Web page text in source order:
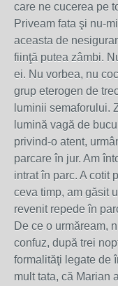
care ne cucerea pe
Priveam fata şi nu-
aceasta de
fiinţă putea zâmbi.
ei. Nu vorbea, nu
grup eterogen de
luminii semaforului.
lumină vagă de
privind-o atent,
parcare în jur. Am
intrat în parc. A cotit
ceva timp, am găsit
revenit repede în
De ce o urmăream,
confuz, după trei
formalităţi legate de
mult tata, că Marian